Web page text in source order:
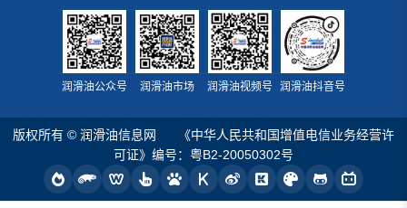
润滑油公众号 润滑油市场 润滑油视频号 润滑油抖音号
版权所有 © 润滑油信息网
《中华人民共和国增值电信业务经营许
可证》编号：粤B2-20050302号